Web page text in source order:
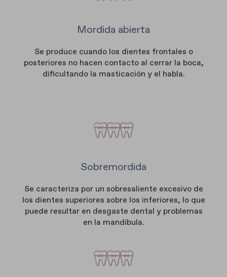
Mordida abierta
Se produce cuando los dientes frontales o
posteriores no hacen contacto al cerrar la boca,
dificultando la masticación y el habla.
Sobremordida
Se caracteriza por un sobresaliente excesivo de
los dientes superiores sobre los inferiores, lo que
puede resultar en desgaste dental y problemas
en la mandíbula.